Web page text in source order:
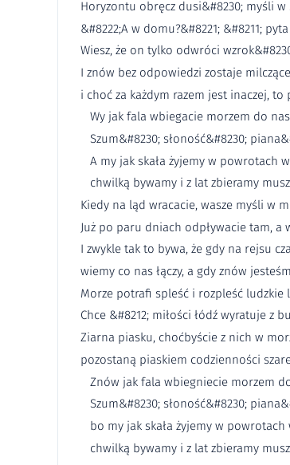
Horyzontu obręcz dusi&#8230; myśli w
&#8222;A w domu?&#8221; &#8211;
Wiesz, że on tylko odwróci
I znów bez odpowiedzi zostaje
i choć za każdym razem jest inaczej, to
Wy jak fala wbiegacie morzem do
Szum&#8230; słoność&#8230;
A my jak skała żyjemy w powrotach
chwilką bywamy i z lat zbieramy
Kiedy na ląd wracacie, wasze myśli w
Już po paru dniach odpływacie tam, a
I zwykle tak to bywa, że gdy na rejsu
wiemy co nas łączy, a gdy znów
Morze potrafi spleść i rozpleść ludzkie
Chce &#8212; miłości łódź wyratuje z
Ziarna piasku, choćbyście z nich w
pozostaną piaskiem codzienności
Znów jak fala wbiegniecie morzem
Szum&#8230; słoność&#8230;
bo my jak skała żyjemy w powrotach
chwilką bywamy i z lat zbieramy